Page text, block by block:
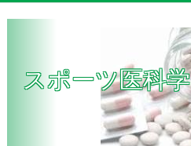
スポーツ医科学